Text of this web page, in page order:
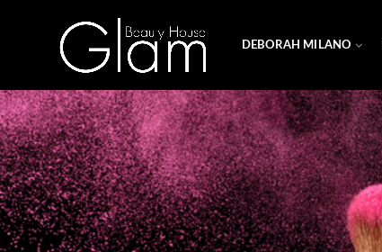
DEBORAH MILANO